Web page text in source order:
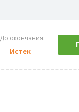
До окончания:
Истек